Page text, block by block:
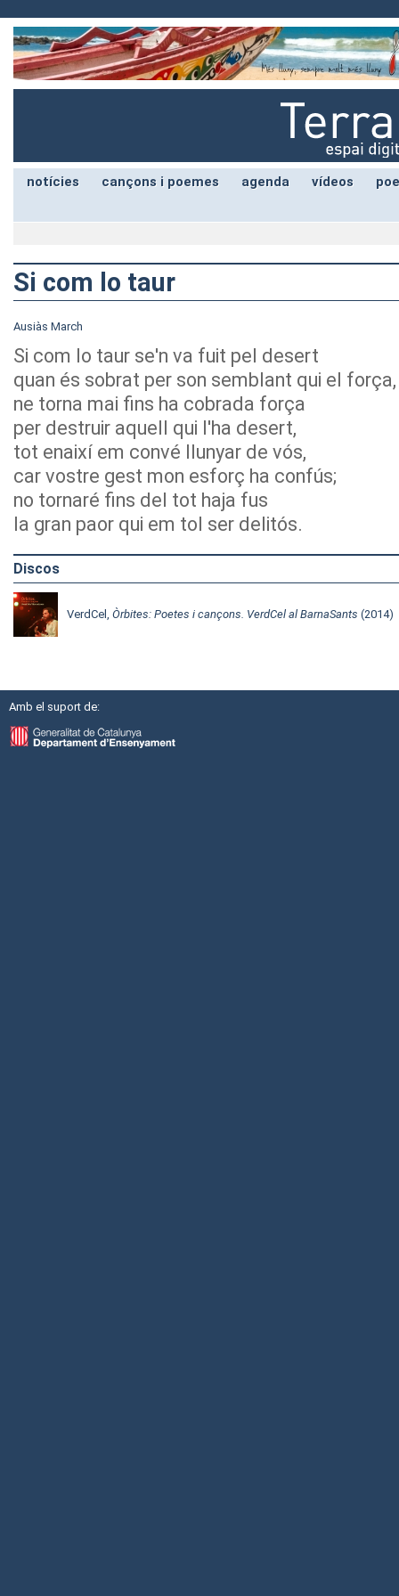
notícies cançons i poemes agenda vídeos
Si com lo taur
Ausiàs March
Si com lo taur se'n va fuit pel desert
quan és sobrat per son semblant qui el força,
ne torna mai fins ha cobrada força
per destruir aquell qui l'ha desert,
tot enaixí em convé llunyar de vós,
car vostre gest mon esforç ha confús;
no tornaré fins del tot haja fus
la gran paor qui em tol ser delitós.
Discos
VerdCel, Òrbites: Poetes i cançons. VerdCel al BarnaSants (2014)
Amb el suport de: